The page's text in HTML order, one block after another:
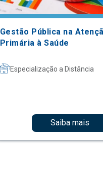
Gestão Pública na
Primária à Saúde
Especialização a Distância
Saiba mais